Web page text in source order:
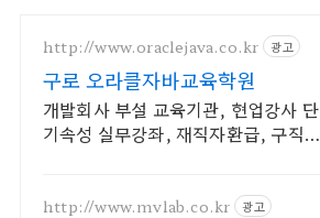
http://www.oraclejava.co.kr 광고
구로 오라클자바교육학원
개발회사 부설 교육기관, 현업강사 단
기속성 실무강좌, 재직자환급, 구직자
http://www.mvlab.co.kr 광고